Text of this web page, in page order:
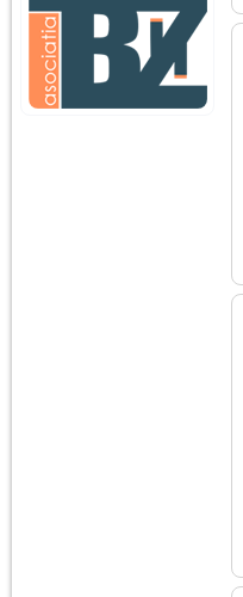
greseala era taxata cu
o palma sau pedepse.
De 4 ani am o relatie
serioasa cu un barbat